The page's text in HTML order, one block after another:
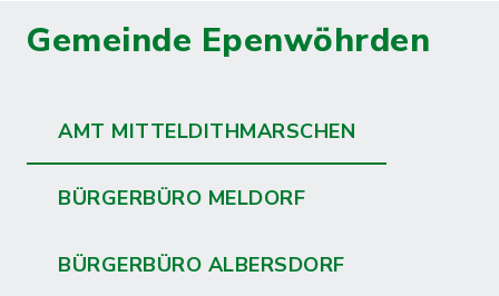
Gemeinde Epenwöhrden
AMT MITTELDITHMARSCHEN
BÜRGERBÜRO MELDORF
BÜRGERBÜRO ALBERSDORF